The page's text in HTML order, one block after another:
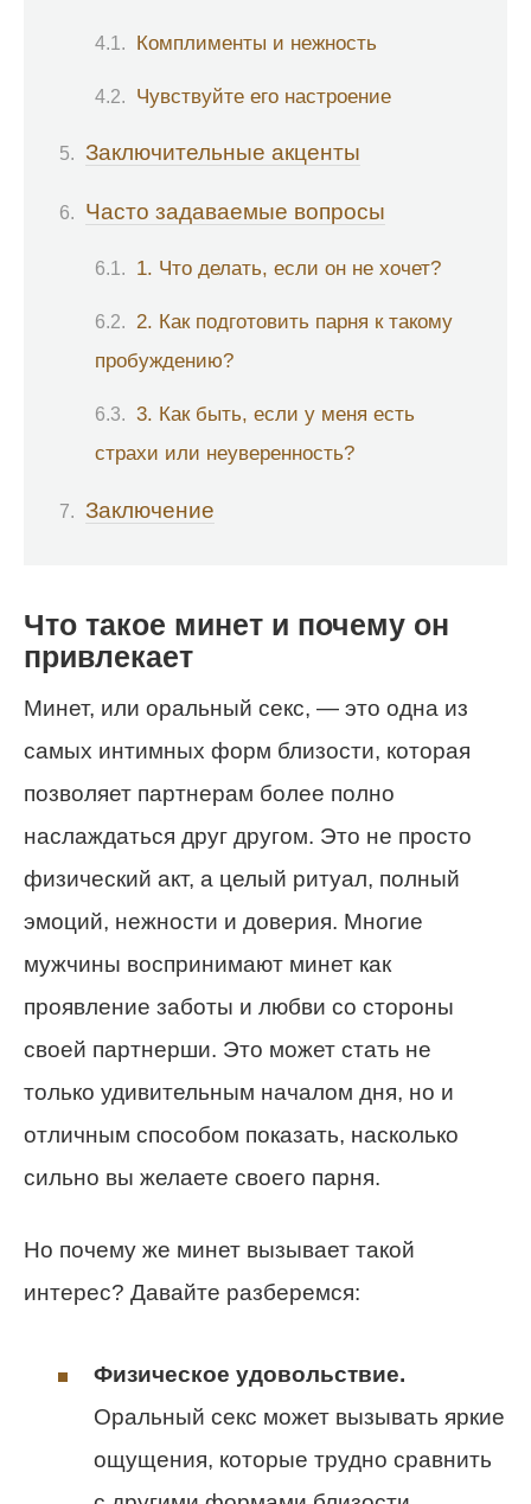
Комплименты и нежность
Чувствуйте его настроение
Заключительные акценты
Часто задаваемые вопросы
1. Что делать, если он не хочет?
2. Как подготовить парня к такому
пробуждению?
3. Как быть, если у меня есть
страхи или неуверенность?
Заключение
Что такое минет и почему он
привлекает
Минет, или оральный секс, — это одна из
самых интимных форм близости, которая
позволяет партнерам более полно
наслаждаться друг другом. Это не просто
физический акт, а целый ритуал, полный
эмоций, нежности и доверия. Многие
мужчины воспринимают минет как
проявление заботы и любви со стороны
своей партнерши. Это может стать не
только удивительным началом дня, но и
отличным способом показать, насколько
сильно вы желаете своего парня.
Но почему же минет вызывает такой
интерес? Давайте разберемся:
Физическое удовольствие.
Оральный секс может вызывать яркие
ощущения, которые трудно сравнить